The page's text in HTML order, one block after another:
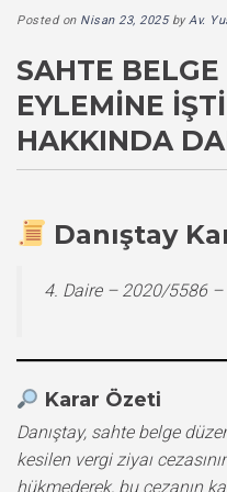
Posted on Nisan 23, 2025byAv.
SAHTE
EYLEMINE
HAKKINDA
Danıştay
4. Daire – 2020/5586
Karar Özeti
Danıştay, sahte belge
kesilen vergi ziyaı
hükmederek, bu cezanın